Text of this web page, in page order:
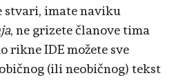
stvari, imate naviku
, ne grizete članove tima
rikne IDE možete sve
(ili neobičnog) tekst